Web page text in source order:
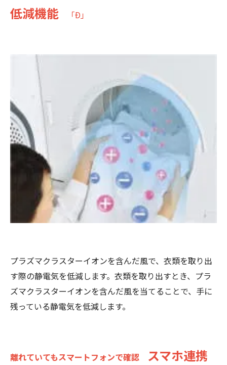
低減機能 「Ð」
プラズマクラスターイオンを含んだ風で、衣類を取り出
す際の静電気を低減します。衣類を取り出すとき、プラ
ズマクラスターイオンを含んだ風を当てることで、手に
残っている静電気を低減します。
離れていてもスマートフォンで確認 スマホ連携